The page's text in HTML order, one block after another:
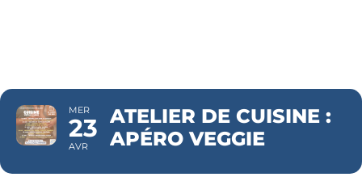
MER
23
AVR
ATELIER DE CUISINE :
APÉRO VEGGIE